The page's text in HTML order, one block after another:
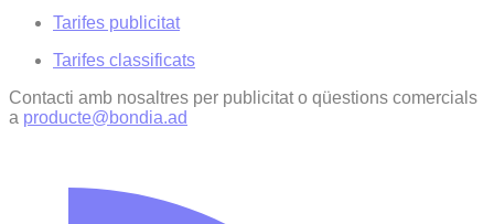
Tarifes publicitat
Tarifes classificats
Contacti amb nosaltres per publicitat o qüestions comercials
a producte@bondia.ad